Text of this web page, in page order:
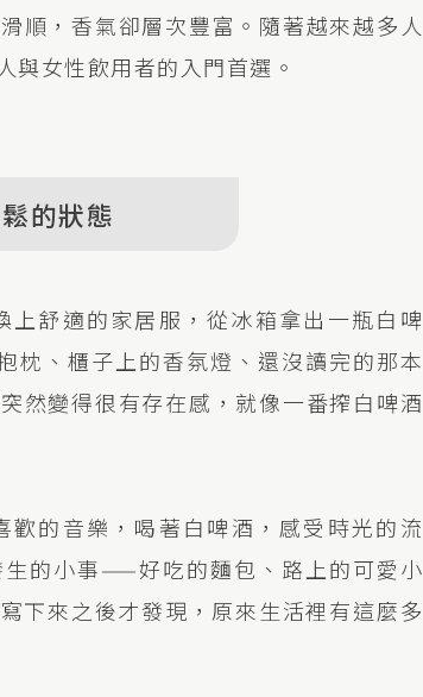
順，香氣卻層次豐富。隨著越來越多人
與女性飲用者的入門首選。
的狀態
舒適的家居服，從冰箱拿出一瓶白啤
、櫃子上的香氛燈、還沒讀完的那本
然變得很有存在感，就像一番搾白啤酒
的音樂，喝著白啤酒，感受時光的流
的小事——好吃的麵包、路上的可愛小
來之後才發現，原來生活裡有這麼多